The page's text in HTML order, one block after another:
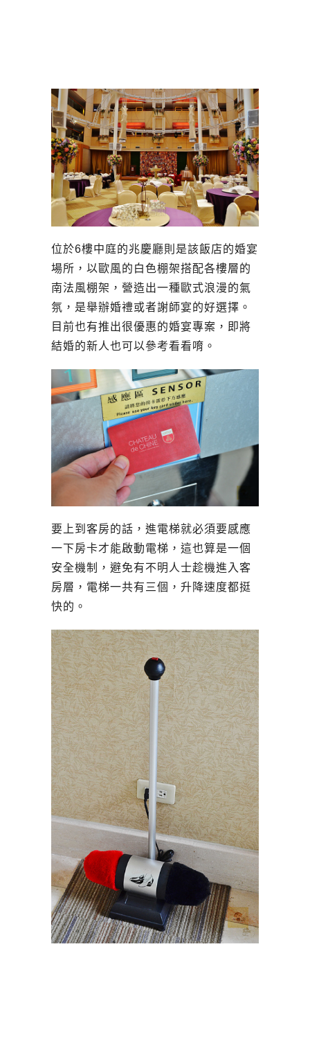
位於6樓中庭的兆慶廳則是該飯店的婚宴
場所，以歐風的白色棚架搭配各樓層的
南法風棚架，營造出一種歐式浪漫的氣
氛，是舉辦婚禮或者謝師宴的好選擇。
目前也有推出很優惠的婚宴專案，即將
結婚的新人也可以參考看看唷。
要上到客房的話，進電梯就必須要感應
一下房卡才能啟動電梯，這也算是一個
安全機制，避免有不明人士趁機進入客
房層，電梯一共有三個，升降速度都挺
快的。